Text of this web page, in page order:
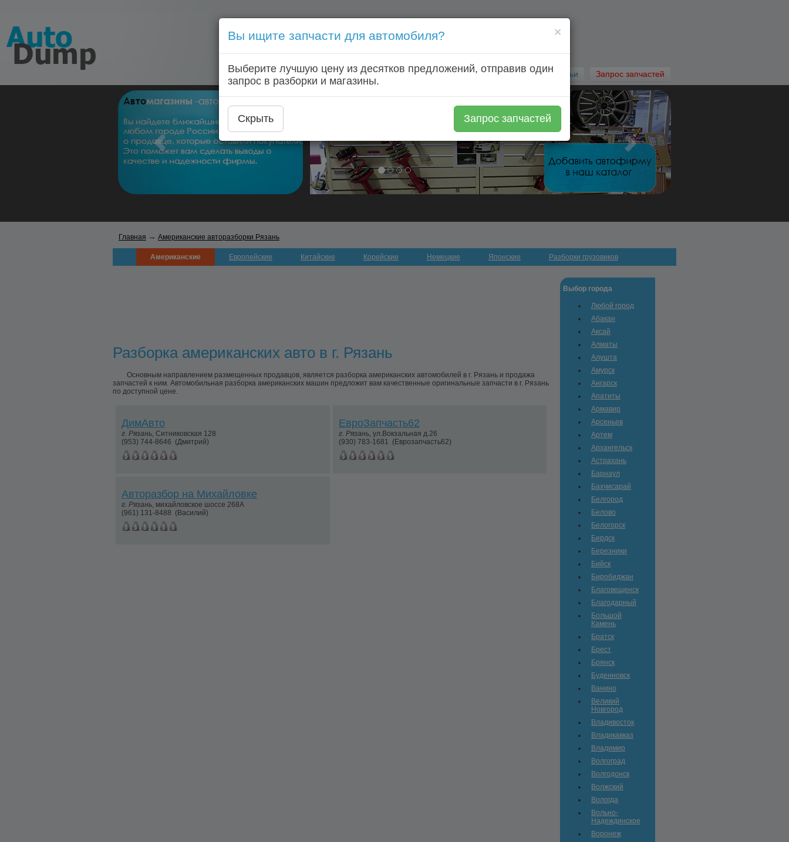
Голосовой запрос запчастей: +7 (920) 253 64 22
Главная Автозапчасти Автомагазины Авторазборки Автостатьи Запрос запчастей
Главная → Американские авторазборки Рязань
Американские Европейские Китайские Корейские Немецкие Японские Разборки грузовиков
Разборка американских авто в г. Рязань
Основным направлением размещенных продавцов, является разборка американских автомобилей в г. Рязань и продажа
запчастей к ним. Автомобильная разборка американских машин предложит вам качественные оригинальные запчасти в г. Рязань
по доступной цене.
ДимАвто
г. Рязань, Ситниковская 128
(953) 744-8646 (Дмитрий)
ЕвроЗапчасть62
г. Рязань, ул.Вокзальная д.26
(930) 783-1681 (Еврозапчасть62)
Авторазбор на Михайловке
г. Рязань, михайловское шоссе 268А
(961) 131-8488 (Василий)
Выбор города
Любой город
Абакан
Аксай
Алматы
Алушта
Амурск
Ангарск
Апатиты
Армавир
Арсеньев
Артем
Архангельск
Астрахань
Барнаул
Бахчисарай
Белгород
Белово
Белогорск
Бердск
Березники
Бийск
Биробиджан
Благовещенск
Благодарный
Большой
Камень
Братск
Брест
Брянск
Буденновск
Ванино
Великий
Новгород
Владивосток
Владикавказ
Владимир
Волгоград
Волгодонск
Волжский
Вологда
Вольно-
Hадеждинское
Воронеж
×
Вы ищите запчасти для автомобиля?
Выберите лучшую цену из десятков предложений, отправив один
запрос в разборки и магазины.
Скрыть Запрос запчастей